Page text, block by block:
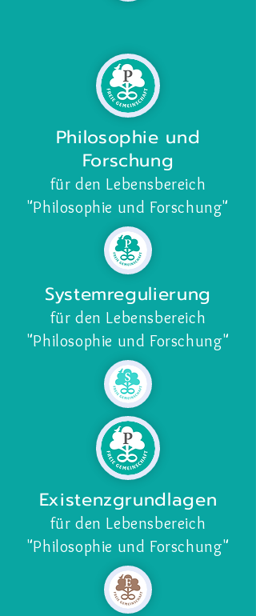
Philosophie und
Forschung
für den Lebensbereich
"Philosophie und Forschung"
Systemregulierung
für den Lebensbereich
"Philosophie und Forschung"
Existenzgrundlagen
für den Lebensbereich
"Philosophie und Forschung"